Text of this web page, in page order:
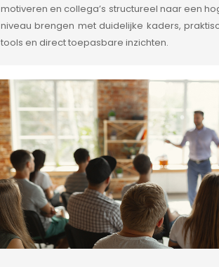
motiveren en collega’s structureel naar een
niveau brengen met duidelijke kaders,
tools en direct toepasbare inzichten.